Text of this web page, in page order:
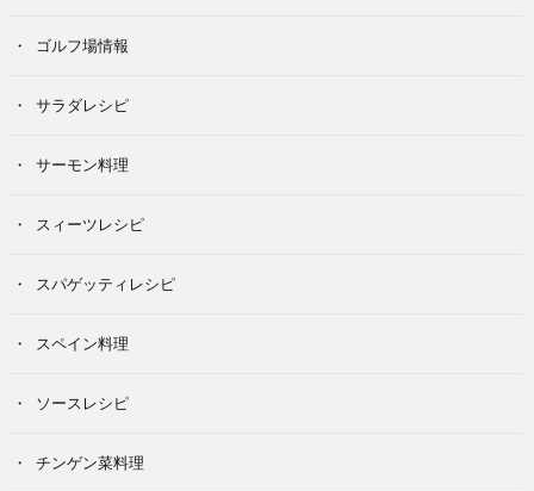
ゴルフ場情報
サラダレシピ
サーモン料理
スィーツレシピ
スパゲッティレシピ
スペイン料理
ソースレシピ
チンゲン菜料理